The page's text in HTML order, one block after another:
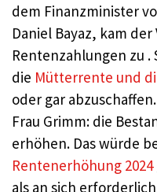
dem Finanzminister
Daniel Bayaz, kam
Rentenzahlungen zu .
die Mütterrente und
oder gar
Frau Grimm: die
erhöhen. Das würde
Rentenerhöhung 2024
als an sich